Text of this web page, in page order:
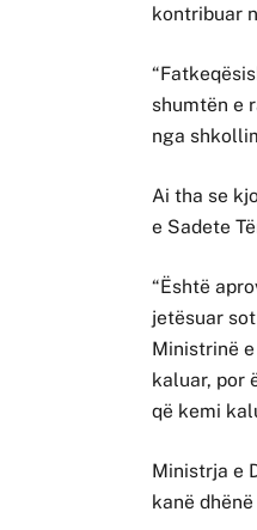
kontribuar
shumtën e
nga
Ai tha se
e Sadete
“Është
jetësuar
Ministrinë
kaluar, por
që kemi
Ministrja e
kanë